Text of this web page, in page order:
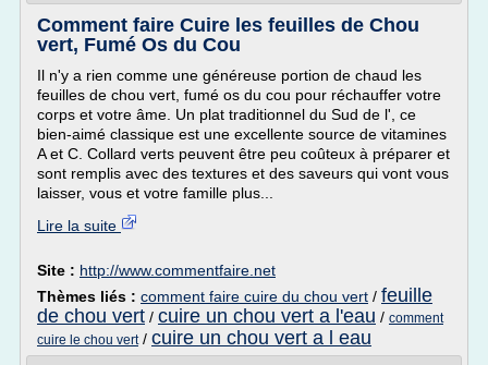
Comment faire Cuire les feuilles de Chou
vert, Fumé Os du Cou
Il n'y a rien comme une généreuse portion de chaud les
feuilles de chou vert, fumé os du cou pour réchauffer votre
corps et votre âme. Un plat traditionnel du Sud de l', ce
bien-aimé classique est une excellente source de vitamines
A et C. Collard verts peuvent être peu coûteux à préparer et
sont remplis avec des textures et des saveurs qui vont vous
laisser, vous et votre famille plus...
Lire la suite
Site : http://www.commentfaire.net
Thèmes liés : comment faire cuire du chou vert / feuille
de chou vert / cuire un chou vert a l'eau / comment
cuire le chou vert/ cuire un chou vert a l eau